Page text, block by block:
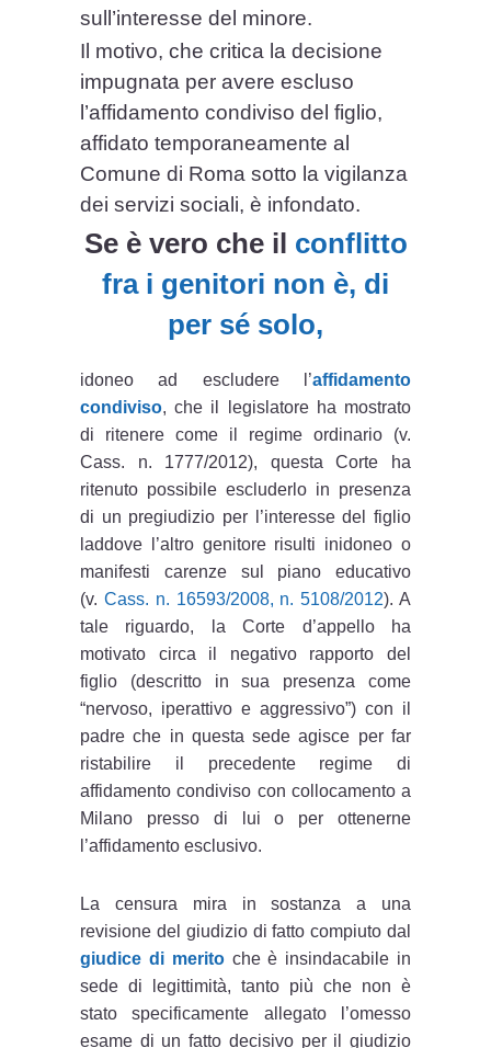
sull’interesse del minore.
Il motivo, che critica la decisione
impugnata per avere escluso
l’affidamento condiviso del figlio,
affidato temporaneamente al
Comune di Roma sotto la vigilanza
dei servizi sociali, è infondato.
Se è vero che il conflitto
fra i genitori non è, di
per sé solo,
idoneo ad escludere l’affidamento
condiviso, che il legislatore ha mostrato
di ritenere come il regime ordinario (v.
Cass. n. 1777/2012), questa Corte ha
ritenuto possibile escluderlo in presenza
di un pregiudizio per l’interesse del figlio
laddove l’altro genitore risulti inidoneo o
manifesti carenze sul piano educativo
(v. Cass. n. 16593/2008, n. 5108/2012). A
tale riguardo, la Corte d’appello ha
motivato circa il negativo rapporto del
figlio (descritto in sua presenza come
“nervoso, iperattivo e aggressivo”) con il
padre che in questa sede agisce per far
ristabilire il precedente regime di
affidamento condiviso con collocamento a
Milano presso di lui o per ottenerne
l’affidamento esclusivo.
La censura mira in sostanza a una
revisione del giudizio di fatto compiuto dal
giudice di merito che è insindacabile in
sede di legittimità, tanto più che non è
stato specificamente allegato l’omesso
esame di un fatto decisivo per il giudizio